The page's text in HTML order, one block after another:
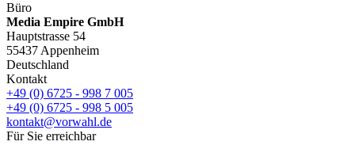
Büro
Media Empire GmbH
Hauptstrasse 54
55437 Appenheim
Deutschland
Kontakt
+49 (0) 6725 - 998 7 005
+49 (0) 6725 - 998 5 005
kontakt@vorwahl.de
Für Sie erreichbar